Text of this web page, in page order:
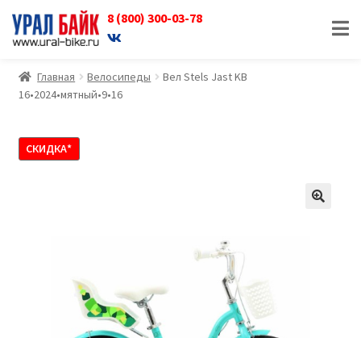
8 (800) 300-03-78
Перейти
к
навигации
Перейти
к
содержимому
Главная Велосипеды
Вел Stels Jast KB
16•2024•мятный•9•16
СКИДКА*